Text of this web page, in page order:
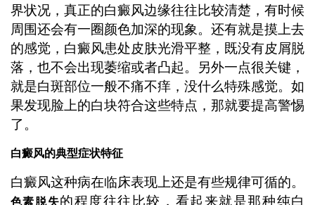
界状况，真正的白癜风边缘往往比较清楚，有时候
周围还会有一圈颜色加深的现象。还有就是摸上去
的感觉，白癜风患处皮肤光滑平整，既没有皮屑脱
落，也不会出现萎缩或者凸起。另外一点很关键，
就是白斑部位一般不痛不痒，没什么特殊感觉。如
果发现脸上的白块符合这些特点，那就要提高警惕
了。
白癜风的典型症状特征
白癜风这种病在临床表现上还是有些规律可循的。
色素脱失的程度往往比较，看起来就是那种纯白